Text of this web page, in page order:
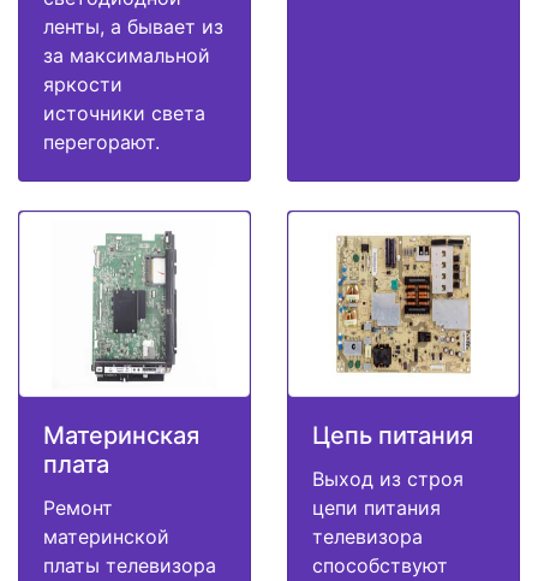
ленты, а бывает из
за максимальной
яркости
источники света
перегорают.
Материнская
плата
Ремонт
материнской
платы телевизора
Цепь питания
Выход из строя
цепи питания
телевизора
способствуют